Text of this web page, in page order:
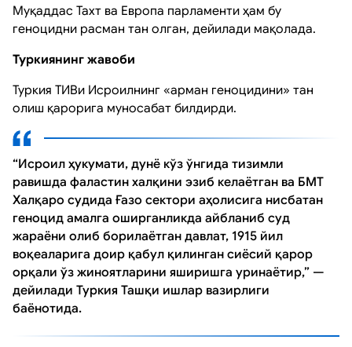
Муқаддас Тахт ва Европа парламенти ҳам бу
геноцидни расман тан олган, дейилади мақолада.
Туркиянинг жавоби
Туркия ТИВи Исроилнинг «арман геноцидини» тан
олиш қарорига муносабат билдирди.
“Исроил ҳукумати, дунё кўз ўнгида тизимли
равишда фаластин халқини эзиб келаётган ва БМТ
Халқаро судида Ғазо сектори аҳолисига нисбатан
геноцид амалга оширганликда айбланиб суд
жараёни олиб борилаётган давлат, 1915 йил
воқеаларига доир қабул қилинган сиёсий қарор
орқали ўз жиноятларини яширишга уринаётир,” —
дейилади Туркия Ташқи ишлар вазирлиги
баёнотида.